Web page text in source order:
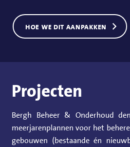
HOE WE DIT AANPAKKEN
Projecten
Bergh Beheer & Onderhoud
meerjarenplannen voor het
gebouwen (bestaande én